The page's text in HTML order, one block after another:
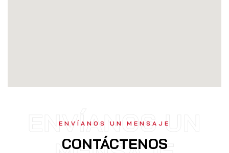
ENVÍANOS UN
ENVÍANOS UN MENSAJE
CONTÁCTENOS